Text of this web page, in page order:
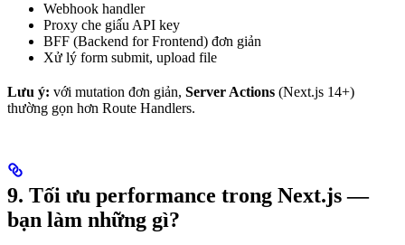
Webhook handler
Proxy che giấu API key
BFF (Backend for Frontend) đơn giản
Xử lý form submit, upload file
Lưu ý: với mutation đơn giản, Server Actions (Next.js 14+)
thường gọn hơn Route Handlers.
9. Tối ưu performance trong Next.js —
bạn làm những gì?